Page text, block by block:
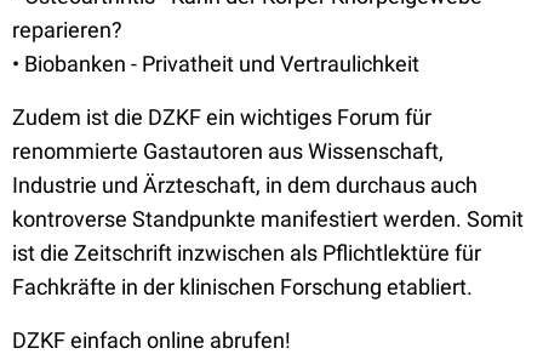
reparieren?
• Biobanken - Privatheit und Vertraulichkeit
Zudem ist die DZKF ein wichtiges Forum für
renommierte Gastautoren aus Wissenschaft,
Industrie und Ärzteschaft, in dem durchaus auch
kontroverse Standpunkte manifestiert werden. Somit
ist die Zeitschrift inzwischen als Pflichtlektüre für
Fachkräfte in der klinischen Forschung etabliert.
DZKF einfach online abrufen!